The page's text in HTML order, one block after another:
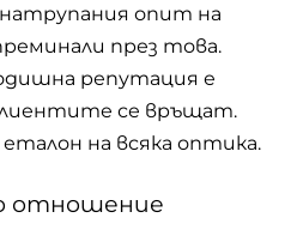
натрупания опит на
през това.
репутация е
се връщат.
на всяка оптика.
отношение